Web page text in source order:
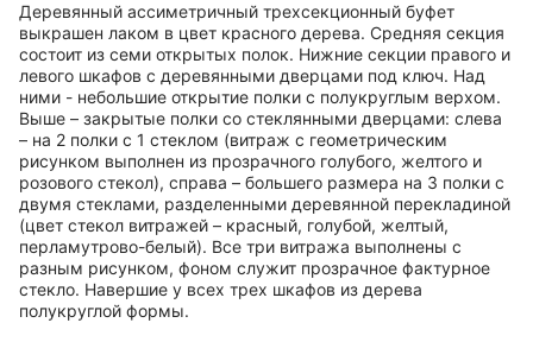
Деревянный ассиметричный трехсекционный буфет
выкрашен лаком в цвет красного дерева. Средняя секция
состоит из семи открытых полок. Нижние секции правого и
левого шкафов с деревянными дверцами под ключ. Над
ними - небольшие открытие полки с полукруглым верхом.
Выше – закрытые полки со стеклянными дверцами: слева
– на 2 полки с 1 стеклом (витраж с геометрическим
рисунком выполнен из прозрачного голубого, желтого и
розового стекол), справа – большего размера на 3 полки с
двумя стеклами, разделенными деревянной перекладиной
(цвет стекол витражей – красный, голубой, желтый,
перламутрово-белый). Все три витража выполнены с
разным рисунком, фоном служит прозрачное фактурное
стекло. Навершие у всех трех шкафов из дерева
полукруглой формы.